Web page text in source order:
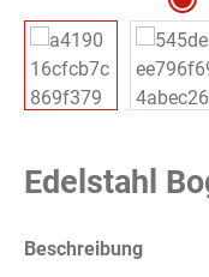
Edelstahl
Beschreibung